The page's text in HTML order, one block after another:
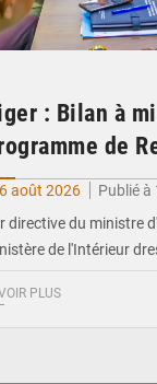
: Bilan à
de
6 août 2026
Publié à
directive du ministre
de l'Intérieur
PLUS